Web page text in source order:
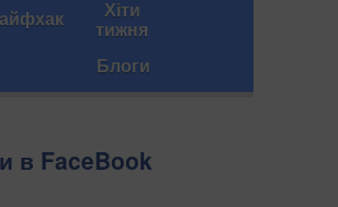
Хіти
тижня
Блоги
в FaceBook